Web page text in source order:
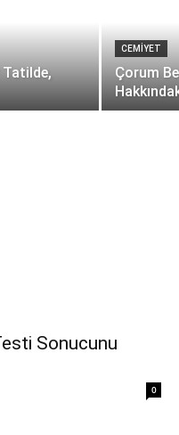
Tatilde,
CEMİYET
Çorum
Sonucunu
0